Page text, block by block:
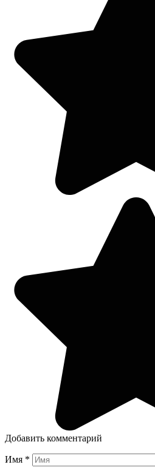
Добавить комментарий
Имя *